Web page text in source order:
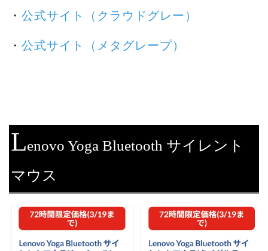
・ 公式サイト（クラウドグレー）
・ 公式サイト（メタグレープ）
Lenovo Yoga Bluetooth サイレント
マウス